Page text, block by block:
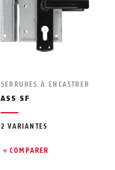
SERRURES À ENCASTRER
ASS SF
2 VARIANTES
COMPARER